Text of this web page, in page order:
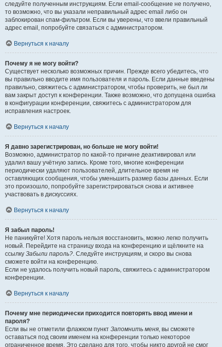
следуйте полученным инструкциям. Если email-сообщение не получено,
то возможно, что вы указали неправильный адрес email либо он
заблокирован спам-фильтром. Если вы уверены, что ввели правильный
адрес email, попробуйте связаться с администратором.
Вернуться к началу
Почему я не могу войти?
Существует несколько возможных причин. Прежде всего убедитесь, что
вы правильно вводите имя пользователя и пароль. Если данные введены
правильно, свяжитесь с администратором, чтобы проверить, не был ли
вам закрыт доступ к конференции. Также возможно, что допущена ошибка
в конфигурации конференции, свяжитесь с администратором для
исправления настроек.
Вернуться к началу
Я давно зарегистрирован, но больше не могу войти!
Возможно, администратор по какой-то причине деактивировал или
удалил вашу учётную запись. Кроме того, многие конференции
периодически удаляют пользователей, длительное время не
оставляющих сообщения, чтобы уменьшить размер базы данных. Если
это произошло, попробуйте зарегистрироваться снова и активнее
участвовать в дискуссиях.
Вернуться к началу
Я забыл пароль!
Не паникуйте! Хотя пароль нельзя восстановить, можно легко получить
новый. Перейдите на страницу входа на конференцию и щёлкните на
ссылку Забыли пароль?. Следуйте инструкциям, и скоро вы снова
сможете войти на конференцию.
Если не удалось получить новый пароль, свяжитесь с администратором
конференции.
Вернуться к началу
Почему мне периодически приходится повторять ввод имени и
пароля?
Если вы не отметили флажком пункт Запомнить меня, вы сможете
оставаться под своим именем на конференции только некоторое
ограниченное время. Это сделано для того, чтобы никто другой не смог